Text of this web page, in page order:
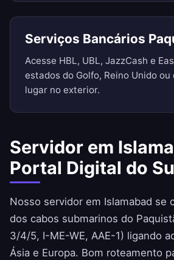
Serviços Bancários
Acesse HBL, UBL, JazzCash e
estados do Golfo, Reino Unido
lugar no exterior.
Servidor em
Portal Digital do
Nosso servidor em Islamabad se
dos cabos submarinos do
3/4/5, I-ME-WE, AAE-1) ligando
Ásia e Europa. Bom roteamento